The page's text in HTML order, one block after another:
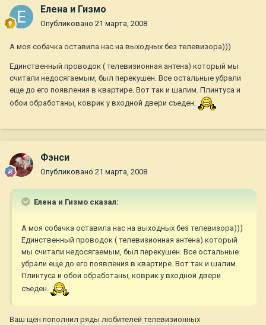
Елена и Гизмо
Опубликовано 21 марта, 2008
А моя собачка оставила нас на выходных без телевизора)))
Единственный проводок ( телевизионная антена) который мы
считали недосягаемым, был перекушен. Все остальные убрали
еще до его появления в квартире. Вот так и шалим. Плинтуса и
обои обработаны, коврик у входной двери съеден.
Фэнси
Опубликовано 21 марта, 2008
Елена и Гизмо сказал:
А моя собачка оставила нас на выходных без телевизора)))
Единственный проводок ( телевизионная антена) который
мы считали недосягаемым, был перекушен. Все остальные
убрали еще до его появления в квартире. Вот так и шалим.
Плинтуса и обои обработаны, коврик у входной двери
съеден.
Ваш щен пополнил ряды любителей телевизионных